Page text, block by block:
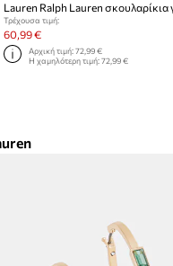
Τρέχουσα τιμή:
60,99 €
Αρχική τιμή: 72,99 €
Η χαμηλότερη τιμή: 72,99 €